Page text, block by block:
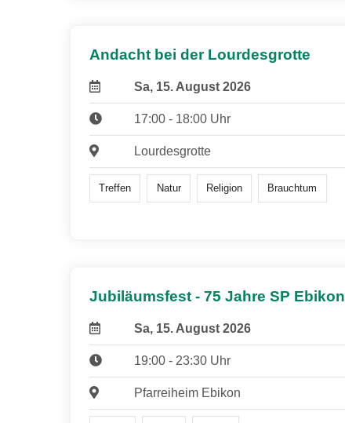
Andacht bei der Lourdesgrotte
Sa, 15. August 2026
17:00 - 18:00 Uhr
Lourdesgrotte
Treffen Natur Religion Brauchtum
Jubiläumsfest - 75 Jahre SP Ebikon
Sa, 15. August 2026
19:00 - 23:30 Uhr
Pfarreiheim Ebikon